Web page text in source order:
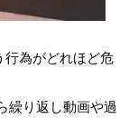
行為がどれほど危
繰り返し動画や過